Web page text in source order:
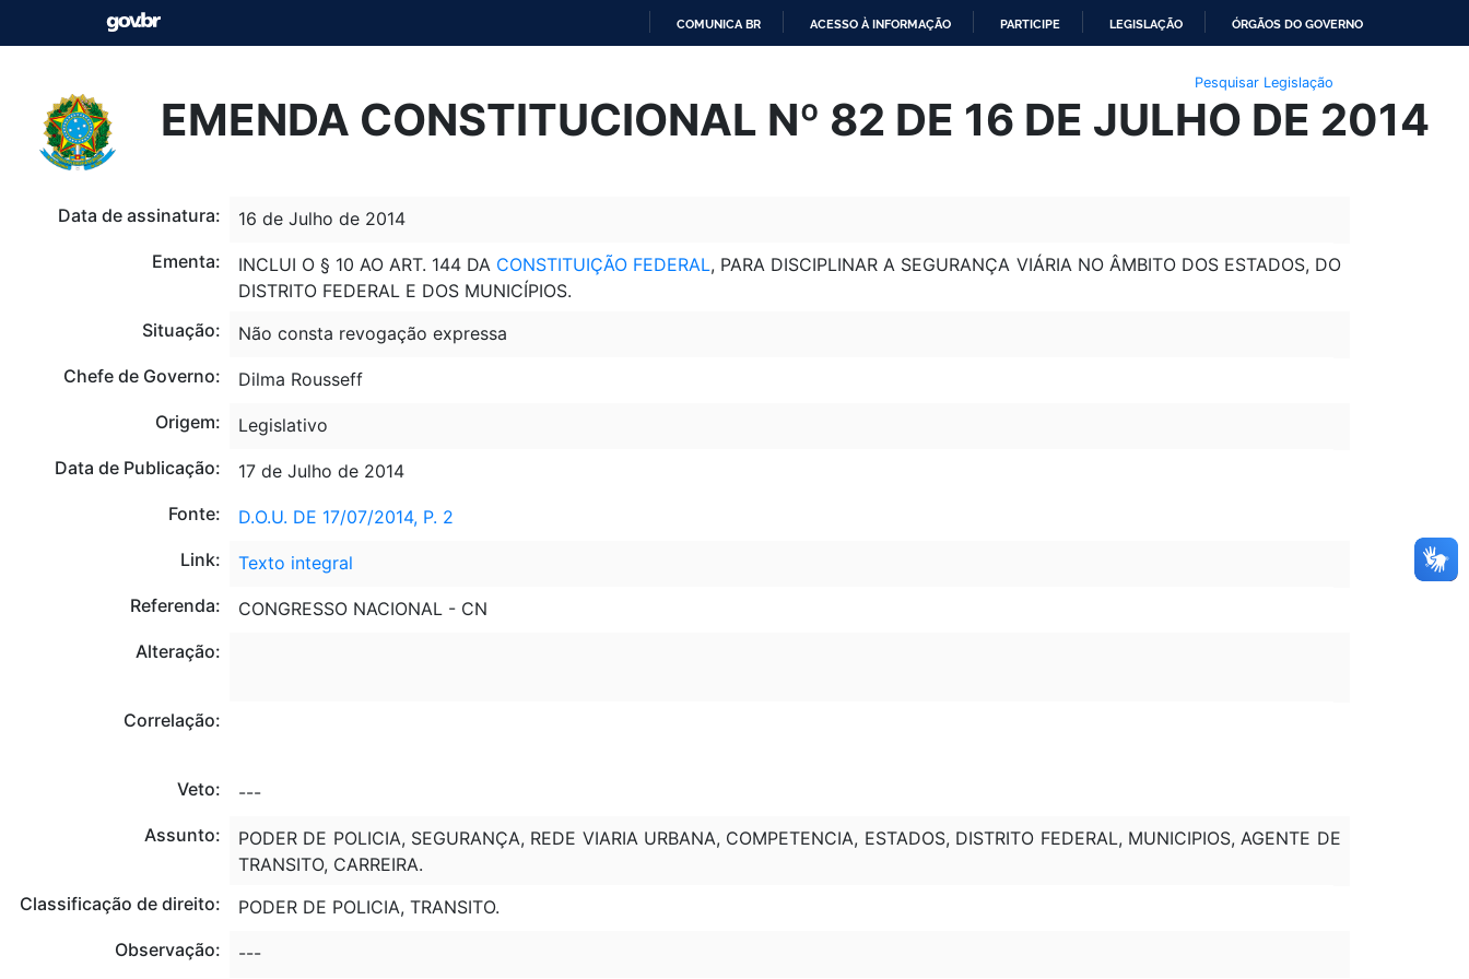
CONTEÚDO
COMUNICA BR ACESSO À INFORMAÇÃO PARTICIPE LEGISLAÇÃO ÓRGÃOS DO GOVERNO
Pesquisar Legislação
EMENDA CONSTITUCIONAL Nº 82 DE 16 DE JULHO DE 2014
Data de assinatura:
16 de Julho de 2014
Ementa:
INCLUI O § 10 AO ART. 144 DA CONSTITUIÇÃO FEDERAL, PARA DISCIPLINAR A SEGURANÇA VIÁRIA NO ÂMBITO DOS ESTADOS, DO
DISTRITO FEDERAL E DOS MUNICÍPIOS.
Situação:
Não consta revogação expressa
Chefe de Governo:
Dilma Rousseff
Origem:
Legislativo
Data de Publicação:
17 de Julho de 2014
Fonte:
D.O.U. DE 17/07/2014, P. 2
Link:
Texto integral
Referenda:
CONGRESSO NACIONAL - CN
Alteração:
Correlação:
Veto:
---
Assunto:
PODER DE POLICIA, SEGURANÇA, REDE VIARIA URBANA, COMPETENCIA, ESTADOS, DISTRITO FEDERAL, MUNICIPIOS, AGENTE DE
TRANSITO, CARREIRA.
Classificação de direito:
PODER DE POLICIA, TRANSITO.
Observação:
---